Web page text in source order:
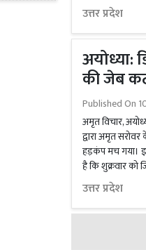
उत्तर प्रदेश
अयोध्या:
की जेब
Published On
अमृत विचार,
द्वारा अमृत
हड़कंप मच गया। इसे
है कि शुक्रवार को
उत्तर प्रदेश